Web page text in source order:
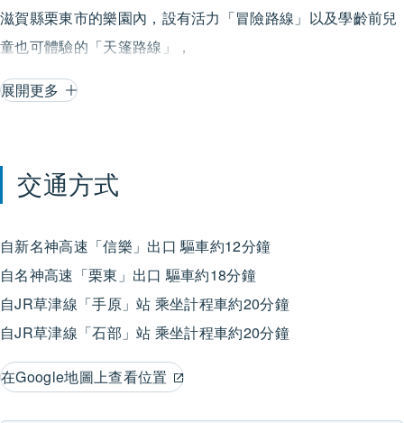
滋賀縣栗東市的樂園內，設有活力「冒險路線」以及學齡前兒
童也可體驗的「天篷路線」，
老少皆宜，無論家庭還是團體都能沉浸其中、開心玩樂，是一
處深受各年齡層遊客喜愛的設施。
設施利用條件因年齡及成人數量而異，請在預約平台上進行確
認。
展開更多
交通方式
自新名神高速「信樂」出口 驅車約12分鐘
自名神高速「栗東」出口 驅車約18分鐘
自JR草津線「手原」站 乘坐計程車約20分鐘
自JR草津線「石部」站 乘坐計程車約20分鐘
在Google地圖上查看位置